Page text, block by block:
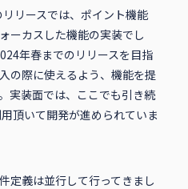
リースでは、ポイント機能
ーカスした機能の実装でし
年春までのリリースを目指
の際に使えるよう、機能を提
実装面では、ここでも引き続
頂いて開発が進められていま
定義は並行して行ってきまし